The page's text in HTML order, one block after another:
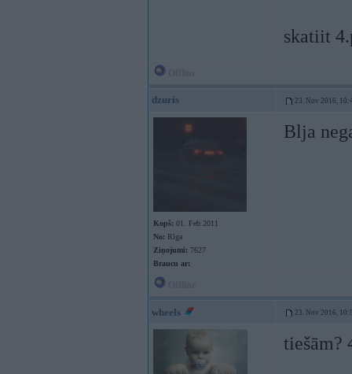
skatiit
dzuris 23. Nov 2016,
Kopš: 01. Feb 2011
No: Rīga
Ziņojumi: 7627
Braucu ar:
Blja
wheels 23. Nov 2016,
tiešām?